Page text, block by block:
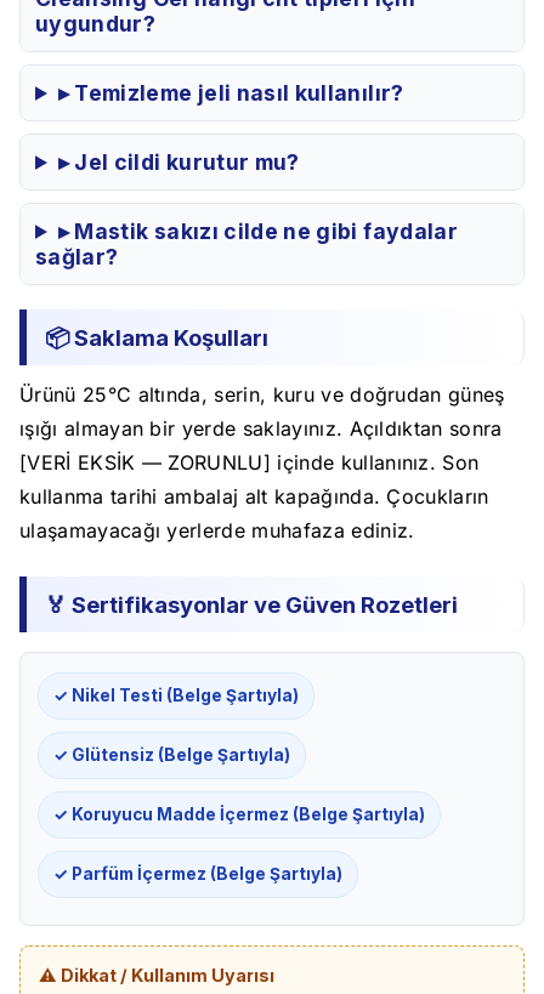
uygundur?
▸ Temizleme jeli nasıl kullanılır?
▸ Jel cildi kurutur mu?
▸ Mastik sakızı cilde ne gibi faydalar
sağlar?
📦 Saklama Koşulları
Ürünü 25°C altında, serin, kuru ve doğrudan güneş
ışığı almayan bir yerde saklayınız. Açıldıktan sonra
[VERİ EKSİK — ZORUNLU] içinde kullanınız. Son
kullanma tarihi ambalaj alt kapağında. Çocukların
ulaşamayacağı yerlerde muhafaza ediniz.
🏅 Sertifikasyonlar ve Güven Rozetleri
✓ Nikel Testi (Belge Şartıyla)
✓ Glütensiz (Belge Şartıyla)
✓ Koruyucu Madde İçermez (Belge Şartıyla)
✓ Parfüm İçermez (Belge Şartıyla)
⚠️ Dikkat / Kullanım Uyarısı